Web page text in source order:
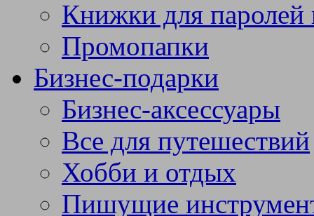
Книжки для паролей
Промопапки
Бизнес-подарки
Бизнес-аксессуары
Все для путешествий
Хобби и отдых
Пишущие